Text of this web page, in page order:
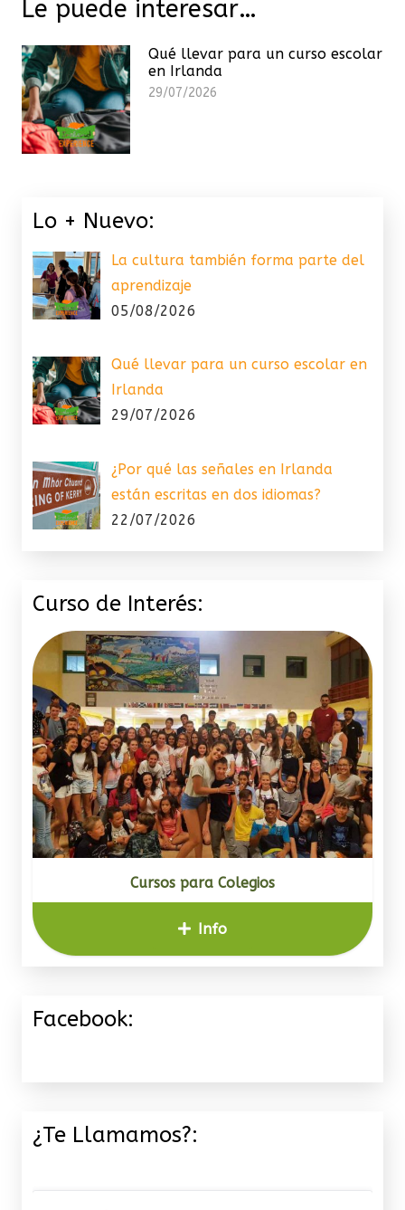
Le puede interesar…
Qué llevar para un curso escolar
en Irlanda
29/07/2026
Lo + Nuevo:
La cultura también forma parte del
aprendizaje
05/08/2026
Qué llevar para un curso escolar en
Irlanda
29/07/2026
¿Por qué las señales en Irlanda
están escritas en dos idiomas?
22/07/2026
Curso de Interés:
Cursos para Colegios
Info
Facebook:
¿Te Llamamos?: